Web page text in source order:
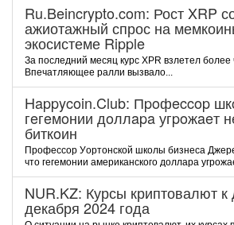
Ru.Beincrypto.com: Рост XRP
ажиотажный спрос на
экосистеме Ripple
За последний месяц курс XPR взлетел
Впечатляющее ралли вызвало...
Happycoin.Club: Пpoфeccop
гeгeмoнии дoллapa угpoжaeт
биткoин
Пpoфeccop Уopтoнcкoй шкoлы бизнeca
чтo гeгeмoнии aмepикaнcкoгo дoллapa
NUR.KZ: Курсы криптовалют
декабря 2024 года